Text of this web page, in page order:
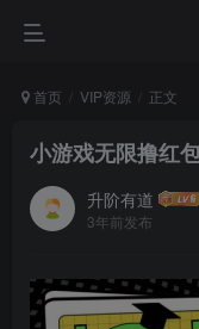
首页 VIP资源 正文
小游戏无限撸红
升阶有道
3年前发布